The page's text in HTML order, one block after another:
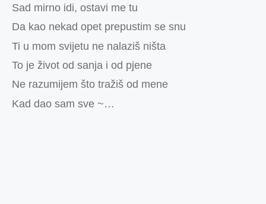
Sad mirno idi, ostavi me tu
Da kao nekad opet prepustim se snu
Ti u mom svijetu ne nalaziš ništa
To je život od sanja i od pjene
Ne razumijem što tražiš od mene
Kad dao sam sve ~…